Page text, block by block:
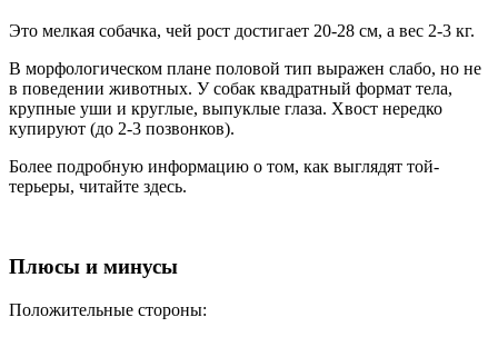
Это мелкая собачка, чей рост достигает 20-28 см, а вес 2-3 кг.
В морфологическом плане половой тип выражен слабо, но не
в поведении животных. У собак квадратный формат тела,
крупные уши и круглые, выпуклые глаза. Хвост нередко
купируют (до 2-3 позвонков).
Более подробную информацию о том, как выглядят той-
терьеры, читайте здесь.
Плюсы и минусы
Положительные стороны: